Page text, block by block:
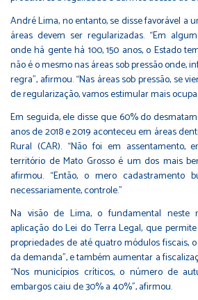
André Lima, no entanto, se disse favorável a
áreas devem ser regularizadas. “Em
onde há gente há 100, 150 anos, o Estado
não é o mesmo nas áreas sob pressão onde,
regra”, afirmou. “Nas áreas sob pressão, se
de regularização, vamos estimular mais
Em seguida, ele disse que 60% do
anos de 2018 e 2019 aconteceu em áreas
Rural (CAR). “Não foi em assentamento,
território de Mato Grosso é um dos mais
afirmou. “Então, o mero cadastramento
necessariamente, controle.”
Na visão de Lima, o fundamental neste
aplicação do Lei do Terra Legal, que
propriedades de até quatro módulos fiscais,
da demanda”, e também aumentar a
“Nos municípios críticos, o número de
embargos caiu de 30% a 40%”, afirmou.